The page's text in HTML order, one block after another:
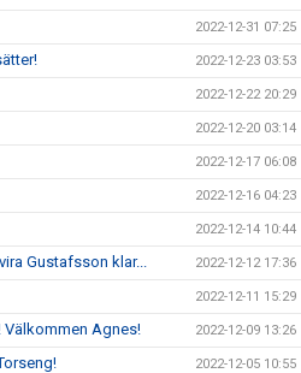
2022-12-31 07:25
2022-12-23 03:53
2022-12-22 20:29
2022-12-20 03:14
2022-12-17 06:08
2022-12-16 04:23
2022-12-14 10:44
Gustafsson klar... 2022-12-12 17:36
2022-12-11 15:29
Agnes! 2022-12-09 13:26
2022-12-05 10:55